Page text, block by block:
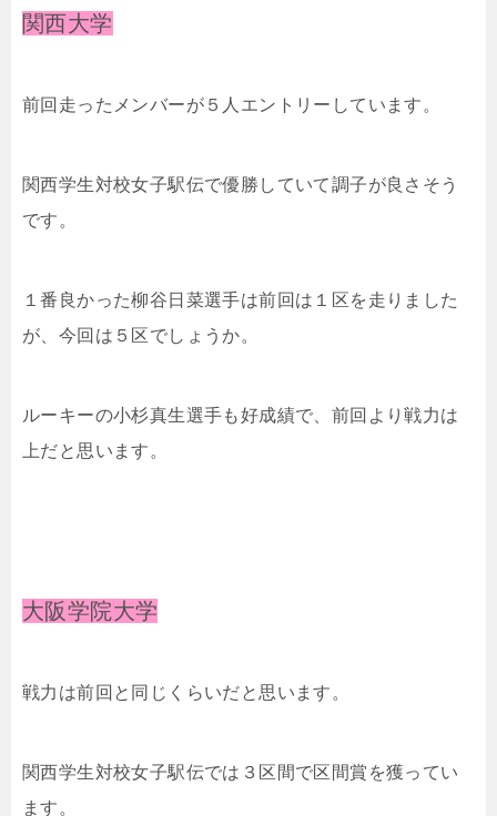
関西大学
前回走ったメンバーが５人エントリーしています。
関西学生対校女子駅伝で優勝していて調子が良さそう
です。
１番良かった柳谷日菜選手は前回は１区を走りました
が、今回は５区でしょうか。
ルーキーの小杉真生選手も好成績で、前回より戦力は
上だと思います。
大阪学院大学
戦力は前回と同じくらいだと思います。
関西学生対校女子駅伝では３区間で区間賞を獲ってい
ます。